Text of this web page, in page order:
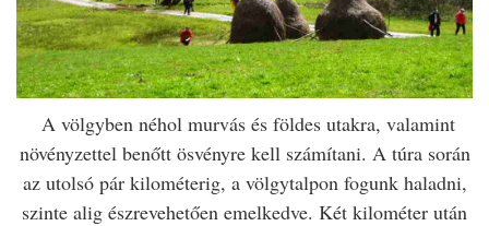
A völgyben néholmurvás és földes utakra, valamint
növényzettel benőtt ösvényre kell számítani. A túra során
az utolsó pár kilométerig, a völgytalpon fogunk haladni,
szinte alig észrevehetően emelkedve. Két kilométer után